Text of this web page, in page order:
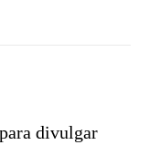
divulgar